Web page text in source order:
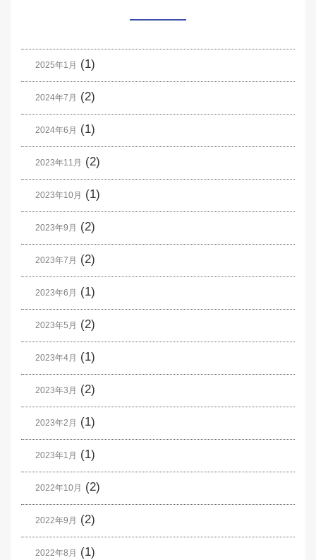
2025年1月 (1)
2024年7月 (2)
2024年6月 (1)
2023年11月 (2)
2023年10月 (1)
2023年9月 (2)
2023年7月 (2)
2023年6月 (1)
2023年5月 (2)
2023年4月 (1)
2023年3月 (2)
2023年2月 (1)
2023年1月 (1)
2022年10月 (2)
2022年9月 (2)
2022年8月 (1)